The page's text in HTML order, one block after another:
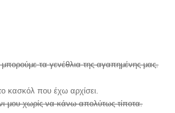
τα γενέθλια της αγαπημένης μας.
κασκόλ που έχω αρχίσει.
μου χωρίς να κάνω απολύτως τίποτα.